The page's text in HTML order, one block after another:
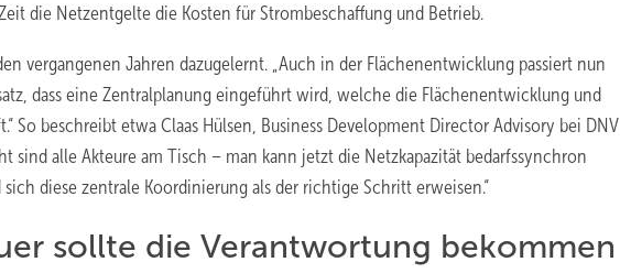
die Netzentgelte die Kosten für Strombeschaffung und Betrieb.
vergangenen Jahren dazugelernt. „Auch in der Flächenentwicklung passiert nun
dass eine Zentralplanung eingeführt wird, welche die Flächenentwicklung und
So beschreibt etwa Claas Hülsen, Business Development Director Advisory bei DNV
sind alle Akteure am Tisch – man kann jetzt die Netzkapazität bedarfssynchron
diese zentrale Koordinierung als der richtige Schritt erweisen.“
sollte die Verantwortung bekommen